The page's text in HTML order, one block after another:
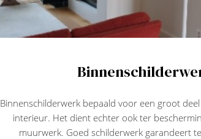
Binnenschilderwerk bepaald voor een groot
interieur. Het dient echter ook ter
muurwerk. Goed schilderwerk garandeert